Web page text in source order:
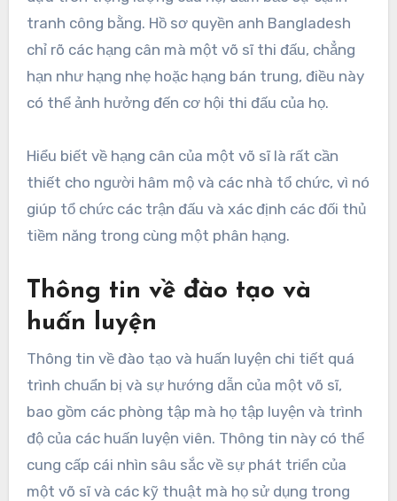
tranh công bằng. Hồ sơ quyền anh Bangladesh
chỉ rõ các hạng cân mà một võ sĩ thi đấu, chẳng
hạn như hạng nhẹ hoặc hạng bán trung, điều này
có thể ảnh hưởng đến cơ hội thi đấu của họ.
Hiểu biết về hạng cân của một võ sĩ là rất cần
thiết cho người hâm mộ và các nhà tổ chức, vì nó
giúp tổ chức các trận đấu và xác định các đối thủ
tiềm năng trong cùng một phân hạng.
Thông tin về đào tạo và
huấn luyện
Thông tin về đào tạo và huấn luyện chi tiết quá
trình chuẩn bị và sự hướng dẫn của một võ sĩ,
bao gồm các phòng tập mà họ tập luyện và trình
độ của các huấn luyện viên. Thông tin này có thể
cung cấp cái nhìn sâu sắc về sự phát triển của
một võ sĩ và các kỹ thuật mà họ sử dụng trong